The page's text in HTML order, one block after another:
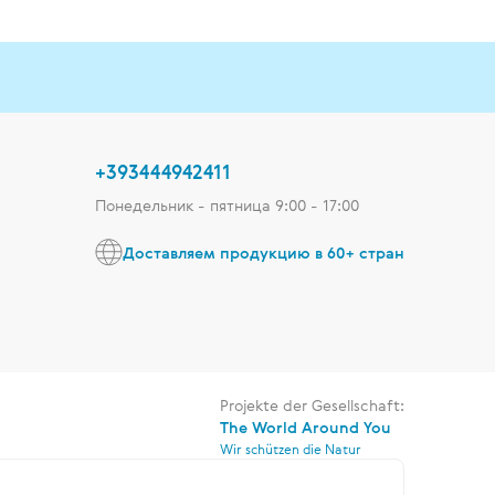
+393444942411
Понедельник - пятница 9:00 - 17:00
Доставляем продукцию в 60+ стран
Projekte der Gesellschaft:
The World Around You
Wir schützen die Natur